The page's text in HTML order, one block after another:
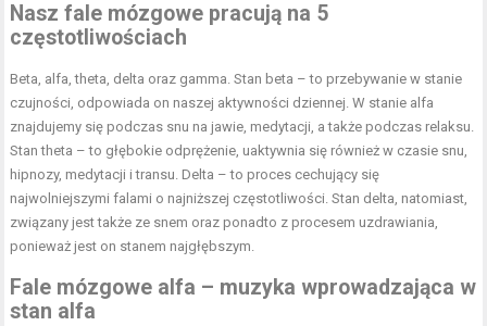
Nasz fale mózgowe pracują na 5
częstotliwościach
Beta, alfa, theta, delta oraz gamma. Stan beta – to przebywanie w stanie
czujności, odpowiada on naszej aktywności dziennej. W stanie alfa
znajdujemy się podczas snu na jawie, medytacji, a także podczas relaksu.
Stan theta – to głębokie odprężenie, uaktywnia się również w czasie snu,
hipnozy, medytacji i transu. Delta – to proces cechujący się
najwolniejszymi falami o najniższej częstotliwości. Stan delta, natomiast,
związany jest także ze snem oraz ponadto z procesem uzdrawiania,
ponieważ jest on stanem najgłębszym.
Fale mózgowe alfa – muzyka wprowadzająca w
stan alfa